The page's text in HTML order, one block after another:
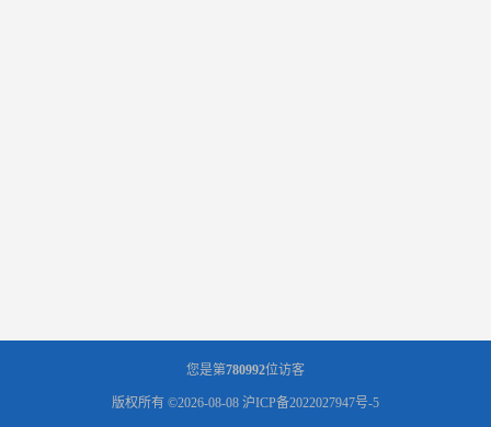
您是第780992位访客
版权所有 ©2026-08-08 沪ICP备2022027947号-5